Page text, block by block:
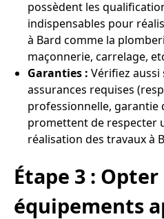
possèdent les
indispensables pour
à Bard comme la
maçonnerie, carrelage,
Garanties : Vérifiez aussi
assurances requises
professionnelle, garantie
promettent de respecter
réalisation des travaux à
Étape 3 :
équipements